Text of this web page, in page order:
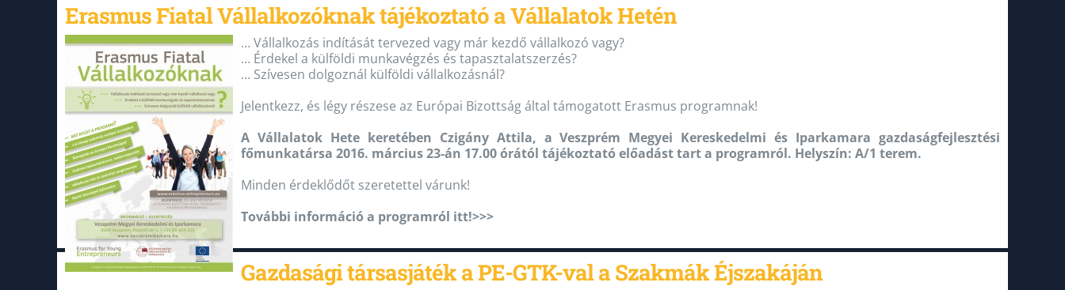
Erasmus Fiatal Vállalkozóknak tájékoztató a Vállalatok Hetén
… Vállalkozás indítását tervezed vagy már kezdő vállalkozó vagy?
… Érdekel a külföldi munkavégzés és tapasztalatszerzés?
… Szívesen dolgoznál külföldi vállalkozásnál?
Jelentkezz, és légy részese az Európai Bizottság által támogatott Erasmus programnak!
A Vállalatok Hete keretében Czigány Attila, a Veszprém Megyei Kereskedelmi és Iparkamara gazdaságfejlesztési
főmunkatársa 2016. március 23-án 17.00 órától tájékoztató előadást tart a programról. Helyszín: A/1 terem.
Minden érdeklődőt szeretettel várunk!
További információ a programról itt!>>>
Gazdasági társasjáték a PE-GTK-val a Szakmák Éjszakáján